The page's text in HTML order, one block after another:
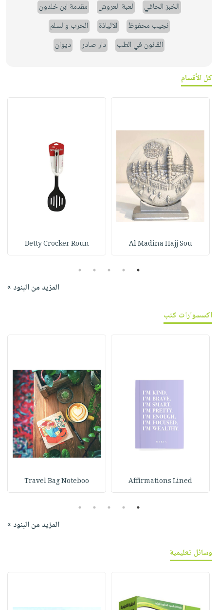
الخبز الحافي لعبة العروش
مقدمة ابن خلدون
نجيب محفوظ
الالياذة
الحرب والسلم
القانون في الطب
دار صادر ديوان
كل الأقسام
Al Madina Hajj Sou
Betty Crocker Roun
1
2
3
4
5
المزيد من البنود »
اكسسوارات كتب
Affirmations Lined
Travel Bag Noteboo
1
2
3
4
5
المزيد من البنود »
وسائل تعليمية